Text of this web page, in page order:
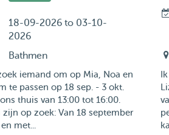
18-09-2026 to 03-10-
2026
Bathmen
iemand om op Mia, Noa en
te passen op 18 sep. - 3 okt.
thuis van 13:00 tot 16:00.
zijn op zoek: Van 18 september
met...